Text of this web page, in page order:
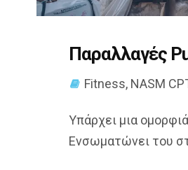
Παραλλαγές
Fitness, NASM
Υπάρχει μια
Ενσωματώνει του